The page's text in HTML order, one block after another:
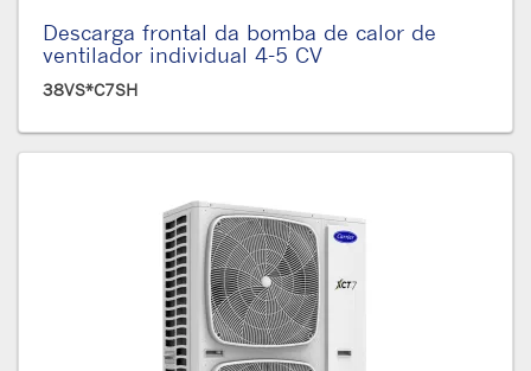
Descarga frontal da bomba de calor de
ventilador individual 4-5 CV
38VS*C7SH